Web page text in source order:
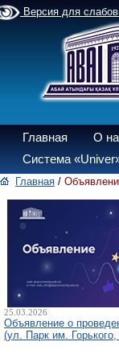
Версия для
Главная О
Система
Главная /
25.03.2026
Объявление о
(ул. Парк им. Горького,